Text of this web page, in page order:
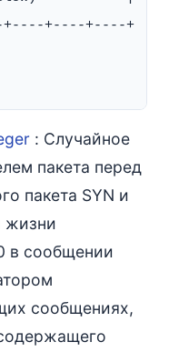
+----+----+
: Случайное
пакета перед
пакета SYN и
жизни
в сообщении
сообщениях,